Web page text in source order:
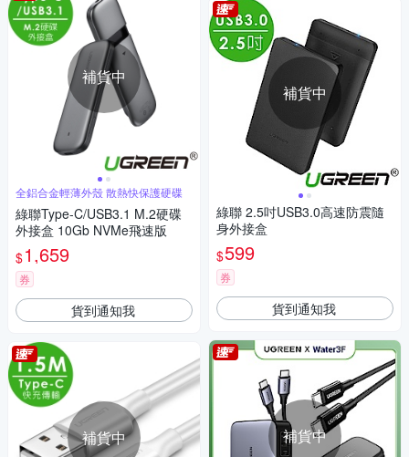
補貨中
全鋁合金輕薄外殼 散熱快保護硬碟
綠聯Type-C/USB3.1 M.2硬碟
外接盒 10Gb NVMe飛速版
$1,659
券
貨到通知我
補貨中
補貨中
綠聯 2.5吋USB3.0高速防震隨
身外接盒
$599
券
貨到通知我
補貨中